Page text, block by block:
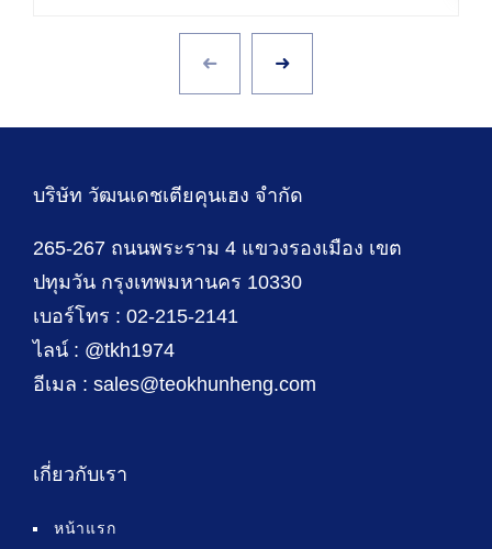
บริษัท วัฒนเดชเตียคุนเฮง จำกัด
265-267 ถนนพระราม 4 แขวงรองเมือง เขต
ปทุมวัน กรุงเทพมหานคร 10330
เบอร์โทร : 02-215-2141
ไลน์ : @tkh1974
อีเมล : sales@teokhunheng.com
เกี่ยวกับเรา
หน้าแรก